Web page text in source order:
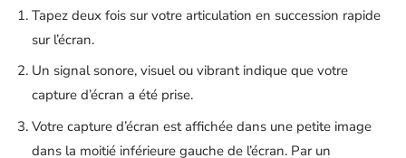
Tapez deux fois sur votre articulation en succession rapide
sur l’écran.
Un signal sonore, visuel ou vibrant indique que votre
capture d’écran a été prise.
Votre capture d’écran est affichée dans une petite image
dans la moitié inférieure gauche de l’écran. Par un